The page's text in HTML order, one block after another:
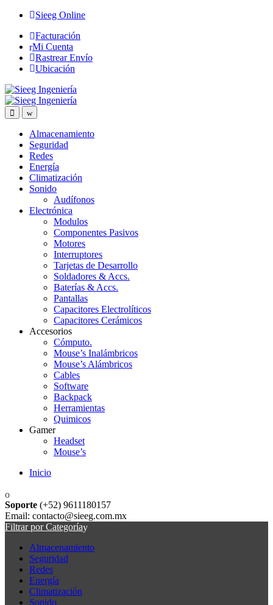
Saltar
navegación
Saltar
contenido
Sieeg Online
Facturación
Mi Cuenta
Rastrear Envío
Ubicación
Almacenamiento
Seguridad
Redes
Energía
Climatización
Sonido
Audífonos
Electrónica
Modulos
Componentes Pasivos
Motores
Interruptores
Tarjetas de Desarrollo
Soldadores & Accs.
Baterías & Accs.
Pantallas
Capacitores Electrolíticos
Capacitores Cerámicos
Accesorios
Cómputo.
Mouse’s Inalámbricos
Mouse’s Alámbricos
Cables
Software
Backpack
Herramientas
Quimicos
Gamer
Headset
Mouse’s
Inicio
Soporte (+52) 9611180157
Email: contacto@sieeg.com.mx
Filtrar por Categoría
Almacenamiento
Seguridad
Redes
Energía
Climatización
Sonido